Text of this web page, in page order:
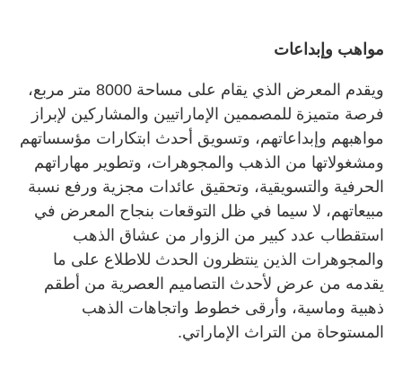
مواهب وإبداعات
ويقدم المعرض الذي يقام على مساحة 8000 متر مربع،
فرصة متميزة للمصممين الإماراتيين والمشاركين لإبراز
مواهبهم وإبداعاتهم، وتسويق أحدث ابتكارات مؤسساتهم
ومشغولاتها من الذهب والمجوهرات، وتطوير مهاراتهم
الحرفية والتسويقية، وتحقيق عائدات مجزية ورفع نسبة
مبيعاتهم، لا سيما في ظل التوقعات بنجاح المعرض في
استقطاب عدد كبير من الزوار من عشاق الذهب
والمجوهرات الذين ينتظرون الحدث للاطلاع على ما
يقدمه من عرض لأحدث التصاميم العصرية من أطقم
ذهبية وماسية، وأرقى خطوط واتجاهات الذهب
المستوحاة من التراث الإماراتي.